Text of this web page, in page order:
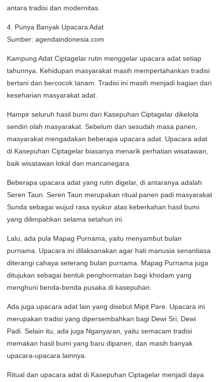
antara tradisi dan modernitas.
4. Punya Banyak Upacara Adat
Sumber: agendaindonesia.com
Kampung Adat Ciptagelar rutin menggelar upacara adat setiap
tahunnya. Kehidupan masyarakat masih mempertahankan tradisi
bertani dan bercocok tanam. Tradisi ini masih menjadi bagian dari
keseharian masyarakat adat.
Hampir seluruh hasil bumi dari Kasepuhan Ciptagelar dikelola
sendiri olah masyarakat. Sebelum dan sesudah masa panen,
masyarakat mengadakan beberapa upacara adat. Upacara adat
di Kasepuhan Ciptagelar biasanya menarik perhatian wisatawan,
baik wisatawan lokal dan mancanegara.
Beberapa upacara adat yang rutin digelar, di antaranya adalah
Seren Taun. Seren Taun merupakan ritual panen padi masyarakat
Sunda sebagai wujud rasa syukur atas keberkahan hasil bumi
yang dilimpahkan selama setahun ini.
Lalu, ada pula Mapag Purnama, yaitu menyambut bulan
purnama. Upacara ini dilaksanakan agar hati manusia senantiasa
diterangi cahaya seterang bulan purnama. Mapag Purnama juga
ditujukan sebagai bentuk penghormatan bagi khodam yang
menghuni benda-benda pusaka di kasepuhan.
Ada juga upacara adat lain yang disebut Mipit Pare. Upacara ini
merupakan tradisi yang dipersembahkan bagi Dewi Sri, Dewi
Padi. Selain itu, ada juga Nganyaran, yaitu semacam tradisi
memakan hasil bumi yang baru dipanen, dan masih banyak
upacara-upacara lainnya.
Ritual dan upacara adat di Kasepuhan Ciptagelar menjadi daya